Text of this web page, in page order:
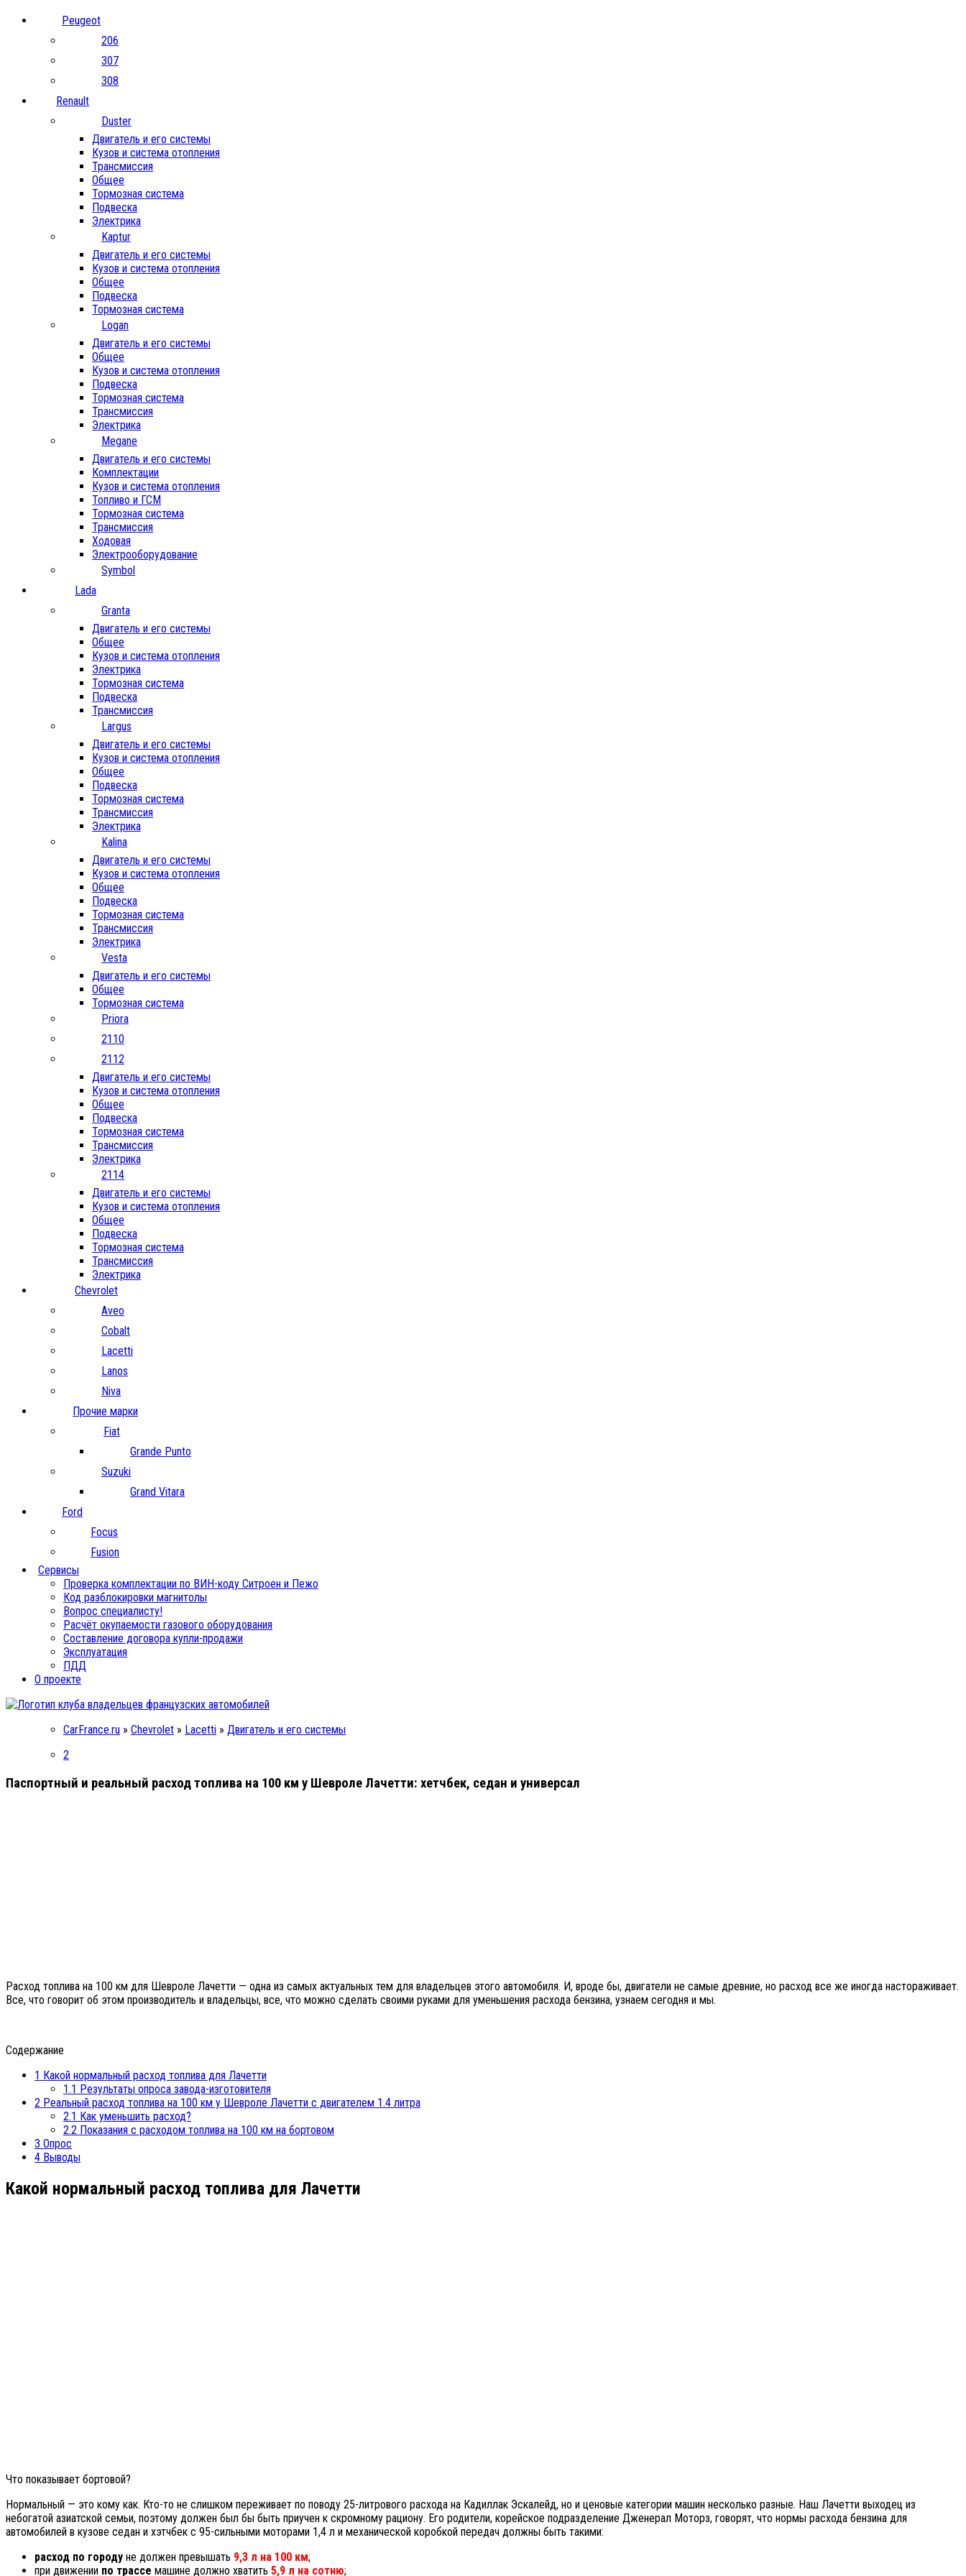
Peugeot
206
307
308
Renault
Duster
Двигатель и его системы
Кузов и система отопления
Трансмиссия
Общее
Тормозная система
Подвеска
Электрика
Kaptur
Двигатель и его системы
Кузов и система отопления
Общее
Подвеска
Тормозная система
Logan
Двигатель и его системы
Общее
Кузов и система отопления
Подвеска
Тормозная система
Трансмиссия
Электрика
Megane
Двигатель и его системы
Комплектации
Кузов и система отопления
Топливо и ГСМ
Тормозная система
Трансмиссия
Ходовая
Электрооборудование
Symbol
Lada
Granta
Двигатель и его системы
Общее
Кузов и система отопления
Электрика
Тормозная система
Подвеска
Трансмиссия
Largus
Двигатель и его системы
Кузов и система отопления
Общее
Подвеска
Тормозная система
Трансмиссия
Электрика
Kalina
Двигатель и его системы
Кузов и система отопления
Общее
Подвеска
Тормозная система
Трансмиссия
Электрика
Vesta
Двигатель и его системы
Общее
Тормозная система
Priora
2110
2112
Двигатель и его системы
Кузов и система отопления
Общее
Подвеска
Тормозная система
Трансмиссия
Электрика
2114
Двигатель и его системы
Кузов и система отопления
Общее
Подвеска
Тормозная система
Трансмиссия
Электрика
Chevrolet
Aveo
Cobalt
Lacetti
Lanos
Niva
Прочие марки
Fiat
Grande Punto
Suzuki
Grand Vitara
Ford
Focus
Fusion
Сервисы
Проверка комплектации по ВИН-коду Ситроен и Пежо
Код разблокировки магнитолы
Вопрос специалисту!
Расчёт окупаемости газового оборудования
Составление договора купли-продажи
Эксплуатация
ПДД
О проекте
CarFrance.ru » Chevrolet » Lacetti » Двигатель и его системы
2
Паспортный и реальный расход топлива на 100 км у Шевроле Лачетти: хетчбек, седан и универсал
Расход топлива на 100 км для Шевроле Лачетти — одна из самых актуальных тем для владельцев этого автомобиля. И, вроде бы, двигатели не самые древние, но расход все же иногда настораживает.
Все, что говорит об этом производитель и владельцы, все, что можно сделать своими руками для уменьшения расхода бензина, узнаем сегодня и мы.
Содержание
1 Какой нормальный расход топлива для Лачетти
1.1 Результаты опроса завода-изготовителя
2 Реальный расход топлива на 100 км у Шевроле Лачетти с двигателем 1.4 литра
2.1 Как уменьшить расход?
2.2 Показания с расходом топлива на 100 км на бортовом
3 Опрос
4 Выводы
Какой нормальный расход топлива для Лачетти
Что показывает бортовой?
Нормальный — это кому как. Кто-то не слишком переживает по поводу 25-литрового расхода на Кадиллак Эскалейд, но и ценовые категории машин несколько разные. Наш Лачетти выходец из
небогатой азиатской семьи, поэтому должен был бы быть приучен к скромному рациону. Его родители, корейское подразделение Дженерал Моторз, говорят, что нормы расхода бензина для
автомобилей в кузове седан и хэтчбек с 95-сильными моторами 1,4 л и механической коробкой передач должны быть такими:
расход по городу не должен превышать 9,3 л на 100 км;
при движении по трассе машине должно хватить 5,9 л на сотню;